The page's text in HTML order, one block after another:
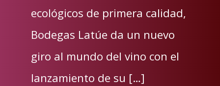
ecológicos de primera calidad,
Bodegas Latúe da un nuevo
giro al mundo del vino con el
lanzamiento de su […]